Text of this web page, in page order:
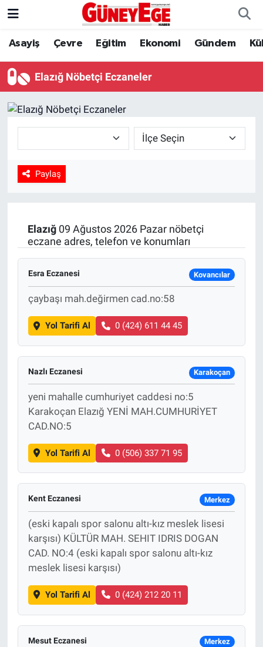
Asayiş Çevre Eğitim Ekonomi Gündem
Elazığ Nöbetçi Eczaneler
Paylaş
Elazığ09 Ağustos 2026 Pazar nöbetçi
eczane adres, telefon ve konumları
Esra Eczanesi Kovancılar
çaybaşı mah.değirmen cad.no:58
Yol Tarifi Al 0 (424) 611 44 45
Nazlı Eczanesi Karakoçan
yeni mahalle cumhuriyet caddesi no:5
Karakoçan Elazığ YENİ MAH.CUMHURİYET
CAD.NO:5
Yol Tarifi Al 0 (506) 337 71 95
Kent Eczanesi Merkez
(eski kapalı spor salonu altı-kız meslek lisesi
karşısı) KÜLTÜR MAH. SEHIT IDRIS DOGAN
CAD. NO:4 (eski kapalı spor salonu altı-kız
meslek lisesi karşısı)
Yol Tarifi Al 0 (424) 212 20 11
Mesut Eczanesi Merkez
Asayiş
Çevre
Eğitim
Gündem
Magazin
Sağlık
Spor
Yaşam
Tarım
İstanbul Hava Durumu
İstanbul Trafik Yoğunluk Haritası
Süper Lig Puan Durumu ve Fikstür
Son Dakika Haberleri